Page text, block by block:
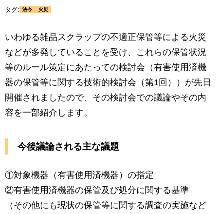
タグ: 法令 火災
いわゆる雑品スクラップの不適正保管等による火災
などが多発していることを受け、これらの保管状況
等のルール策定にあたっての検討会（有害使用済機
器の保管等に関する技術的検討会（第1回））が先日
開催されましたので、その検討会での議論やその内
容を一部紹介します。
今後議論される主な議題
①対象機器（有害使用済機器）の指定
②有害使用済機器の保管及び処分に関する基準
（その他にも現状の保管等に関する調査の実施など